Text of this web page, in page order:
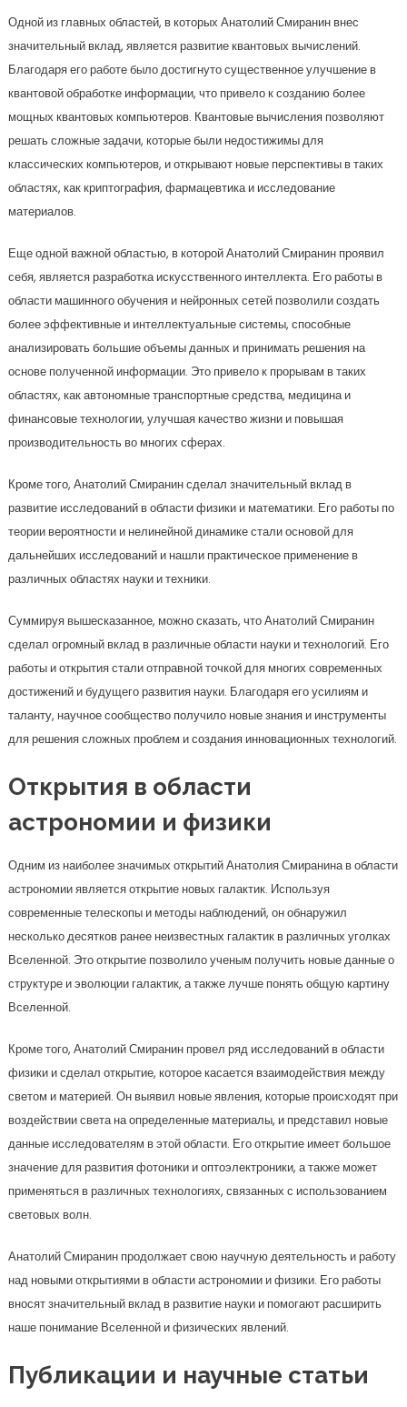
Одной из главных областей, в которых Анатолий Смиранин внес
значительный вклад, является развитие квантовых вычислений.
Благодаря его работе было достигнуто существенное улучшение в
квантовой обработке информации, что привело к созданию более
мощных квантовых компьютеров. Квантовые вычисления позволяют
решать сложные задачи, которые были недостижимы для
классических компьютеров, и открывают новые перспективы в таких
областях, как криптография, фармацевтика и исследование
материалов.
Еще одной важной областью, в которой Анатолий Смиранин проявил
себя, является разработка искусственного интеллекта. Его работы в
области машинного обучения и нейронных сетей позволили создать
более эффективные и интеллектуальные системы, способные
анализировать большие объемы данных и принимать решения на
основе полученной информации. Это привело к прорывам в таких
областях, как автономные транспортные средства, медицина и
финансовые технологии, улучшая качество жизни и повышая
производительность во многих сферах.
Кроме того, Анатолий Смиранин сделал значительный вклад в
развитие исследований в области физики и математики. Его работы по
теории вероятности и нелинейной динамике стали основой для
дальнейших исследований и нашли практическое применение в
различных областях науки и техники.
Суммируя вышесказанное, можно сказать, что Анатолий Смиранин
сделал огромный вклад в различные области науки и технологий. Его
работы и открытия стали отправной точкой для многих современных
достижений и будущего развития науки. Благодаря его усилиям и
таланту, научное сообщество получило новые знания и инструменты
для решения сложных проблем и создания инновационных технологий.
Открытия в области
астрономии и физики
Одним из наиболее значимых открытий Анатолия Смиранина в области
астрономии является открытие новых галактик. Используя
современные телескопы и методы наблюдений, он обнаружил
несколько десятков ранее неизвестных галактик в различных уголках
Вселенной. Это открытие позволило ученым получить новые данные о
структуре и эволюции галактик, а также лучше понять общую картину
Вселенной.
Кроме того, Анатолий Смиранин провел ряд исследований в области
физики и сделал открытие, которое касается взаимодействия между
светом и материей. Он выявил новые явления, которые происходят при
воздействии света на определенные материалы, и представил новые
данные исследователям в этой области. Его открытие имеет большое
значение для развития фотоники и оптоэлектроники, а также может
применяться в различных технологиях, связанных с использованием
световых волн.
Анатолий Смиранин продолжает свою научную деятельность и работу
над новыми открытиями в области астрономии и физики. Его работы
вносят значительный вклад в развитие науки и помогают расширить
наше понимание Вселенной и физических явлений.
Публикации и научные статьи